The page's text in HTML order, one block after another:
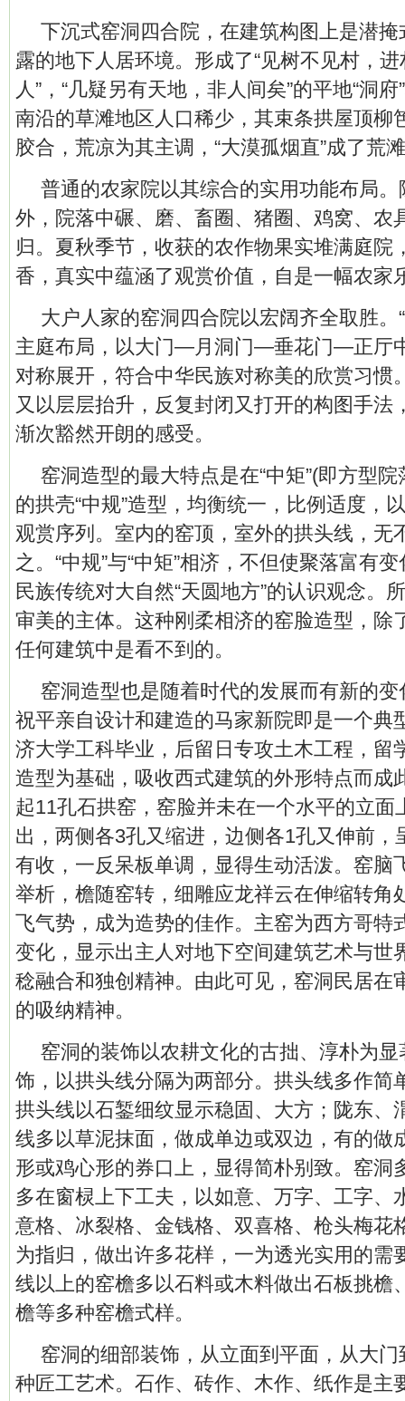
下沉式窑洞四合院，在建筑构图上是潜
露的地下人居环境。形成了“见树不见村，
人”，“几疑另有天地，非人间矣”的平地“洞
南沿的草滩地区人口稀少，其束条拱屋顶柳
胶合，荒凉为其主调，“大漠孤烟直”成了荒
普通的农家院以其综合的实用功能布局
外，院落中碾、磨、畜圈、猪圈、鸡窝、农
归。夏秋季节，收获的农作物果实堆满庭院
香，真实中蕴涵了观赏价值，自是一幅农家
大户人家的窑洞四合院以宏阔齐全取胜。
主庭布局，以大门—月洞门—垂花门—正厅
对称展开，符合中华民族对称美的欣赏习惯
又以层层抬升，反复封闭又打开的构图手法
渐次豁然开朗的感受。
窑洞造型的最大特点是在“中矩”(即方型
的拱壳“中规”造型，均衡统一，比例适度，
观赏序列。室内的窑顶，室外的拱头线，无
之。“中规”与“中矩”相济，不但使聚落富有
民族传统对大自然“天圆地方”的认识观念。
审美的主体。这种刚柔相济的窑脸造型，除
任何建筑中是看不到的。
窑洞造型也是随着时代的发展而有新的
祝平亲自设计和建造的马家新院即是一个典
济大学工科毕业，后留日专攻土木工程，留
造型为基础，吸收西式建筑的外形特点而成
起11孔石拱窑，窑脸并未在一个水平的立面
出，两侧各3孔又缩进，边侧各1孔又伸前，
有收，一反呆板单调，显得生动活泼。窑脑
举析，檐随窑转，细雕应龙祥云在伸缩转角
飞气势，成为造势的佳作。主窑为西方哥特
变化，显示出主人对地下空间建筑艺术与世
稔融合和独创精神。由此可见，窑洞民居在
的吸纳精神。
窑洞的装饰以农耕文化的古拙、淳朴为
饰，以拱头线分隔为两部分。拱头线多作简
拱头线以石錾细纹显示稳固、大方；陇东、
线多以草泥抹面，做成单边或双边，有的做
形或鸡心形的券口上，显得简朴别致。窑洞
多在窗棂上下工夫，以如意、万字、工字、
意格、冰裂格、金钱格、双喜格、枪头梅花
为指归，做出许多花样，一为透光实用的需
线以上的窑檐多以石料或木料做出石板挑檐
檐等多种窑檐式样。
窑洞的细部装饰，从立面到平面，从大
种匠工艺术。石作、砖作、木作、纸作是主